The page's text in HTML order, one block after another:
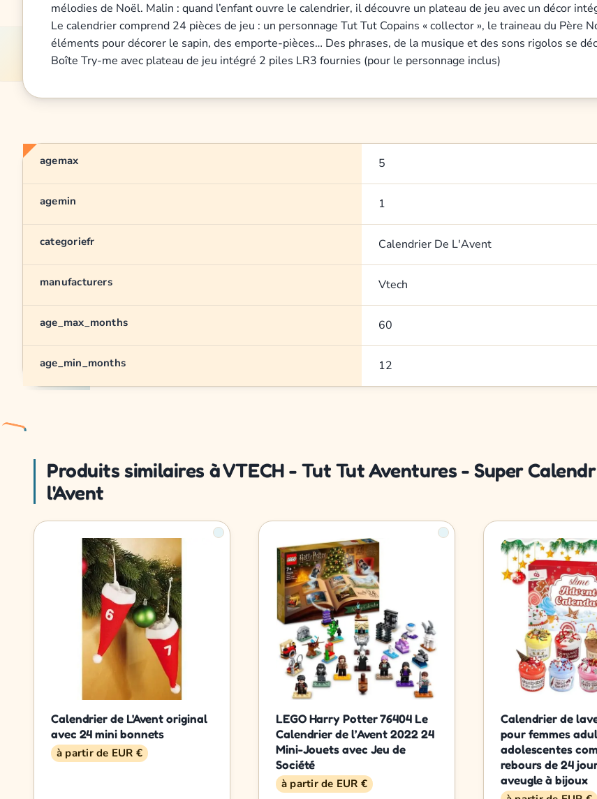
mélodies de Noël. Malin : quand l’enfant ouvre le calendrier, il découvre un plateau de jeu avec un décor
Le calendrier comprend 24 pièces de jeu : un personnage Tut Tut Copains « collector », le traineau du Père
éléments pour décorer le sapin, des emporte-pièces… Des phrases, de la musique et des sons rigolos se
Boîte Try-me avec plateau de jeu intégré 2 piles LR3 fournies (pour le personnage inclus)
agemax 5
agemin 1
categoriefr Calendrier De L'Avent
manufacturers Vtech
age_max_months 60
age_min_months 12
Produits similaires à VTECH - Tut Tut Aventures - Super
l'Avent
Calendrier de L'Avent original
avec 24 mini bonnets
à partir de EUR €
LEGO Harry Potter 76404 Le
Calendrier de l’Avent 2022 24
Mini-Jouets avec Jeu de
Société
à partir de EUR €
Calendrier de
pour femmes
adolescentes
rebours de 24
aveugle à bijoux